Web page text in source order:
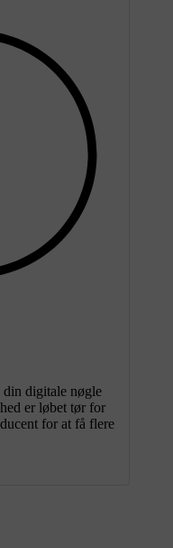
digitale nøgle
er løbet tør for
for at få flere